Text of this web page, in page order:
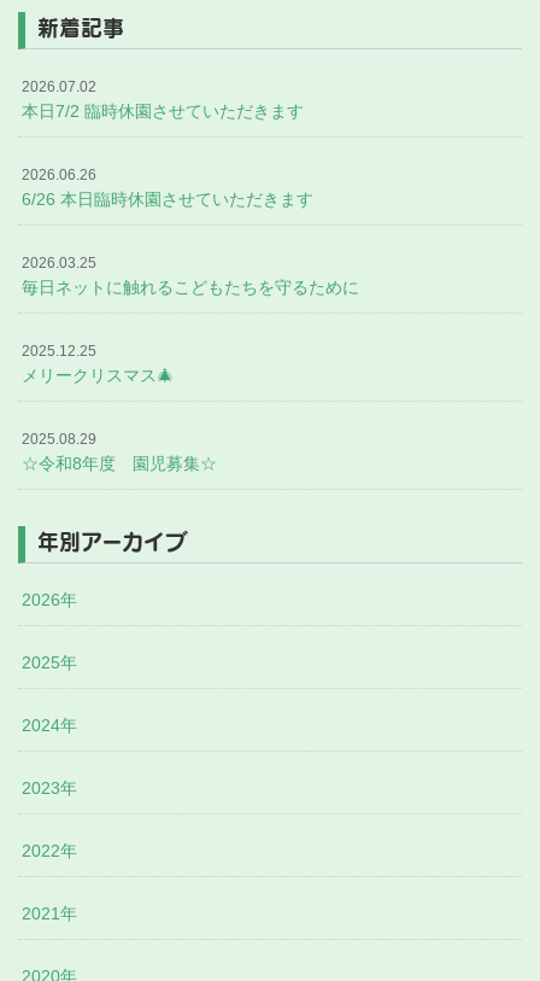
新着記事
2026.07.02
本日7/2 臨時休園させていただきます
2026.06.26
6/26 本日臨時休園させていただきます
2026.03.25
毎日ネットに触れるこどもたちを守るために
2025.12.25
メリークリスマス🎄
2025.08.29
☆令和8年度 園児募集☆
年別アーカイブ
2026年
2025年
2024年
2023年
2022年
2021年
2020年